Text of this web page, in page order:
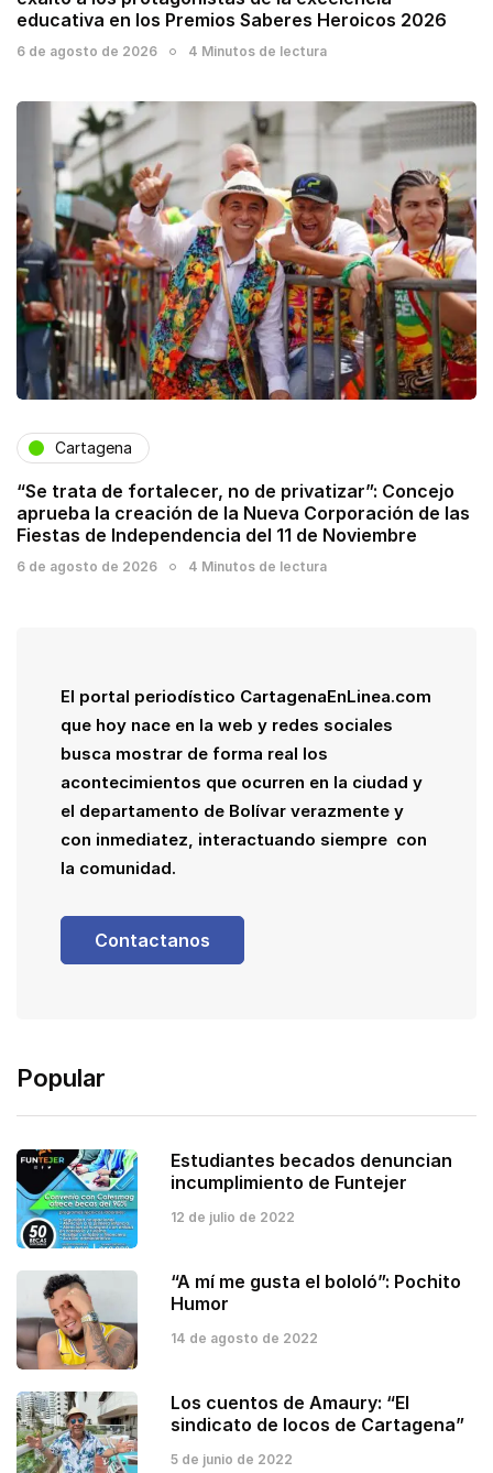
educativa en los Premios Saberes Heroicos 2026
6 de agosto de 2026 4 Minutos de lectura
Cartagena
“Se trata de fortalecer, no de privatizar”: Concejo
aprueba la creación de la Nueva Corporación de las
Fiestas de Independencia del 11 de Noviembre
6 de agosto de 2026 4 Minutos de lectura
El portal periodístico CartagenaEnLinea.com
que hoy nace en la web y redes sociales
busca mostrar de forma real los
acontecimientos que ocurren en la ciudad y
el departamento de Bolívar verazmente y
con inmediatez, interactuando siempre con
la comunidad.
Contactanos
Popular
Estudiantes becados denuncian
incumplimiento de Funtejer
12 de julio de 2022
“A mí me gusta el bololó”: Pochito
Humor
14 de agosto de 2022
Los cuentos de Amaury: “El
sindicato de locos de Cartagena”
5 de junio de 2022